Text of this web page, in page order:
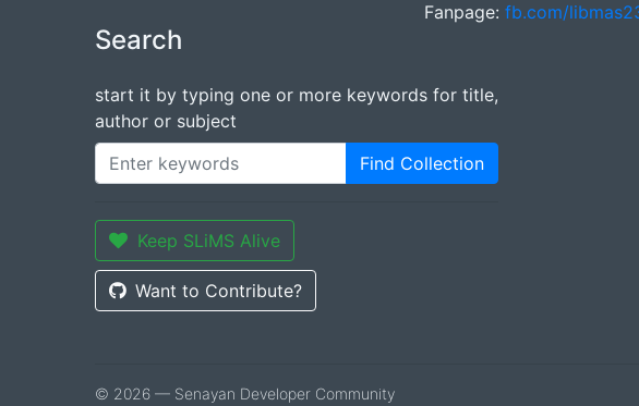
Fanpage: fb.com/
Search
start it by typing one or more keywords for title,
author or subject
Find Collection
Keep SLiMS Alive
Want to Contribute?
© 2026 — Senayan Developer Community